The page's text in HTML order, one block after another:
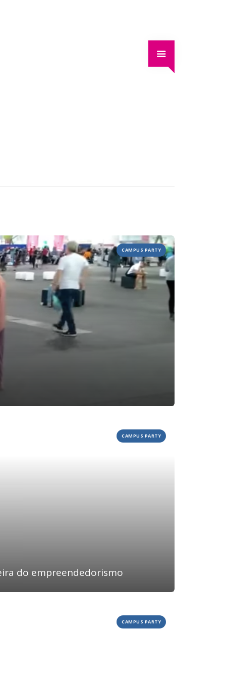
CAMPUS PARTY
CAMPUS PARTY
do empreendedorismo
CAMPUS PARTY